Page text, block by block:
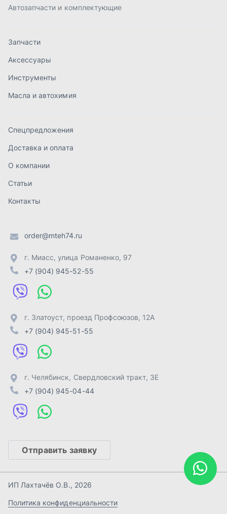
Доставка и оплата
Контакты
order@mteh74.ru
+7 (904) 945-52-55
г. Златоуст
г. Челябинск
+7 (904) 945-04-44
Отправить заявку
ИП Лахтачёв О.В.
Разработка -